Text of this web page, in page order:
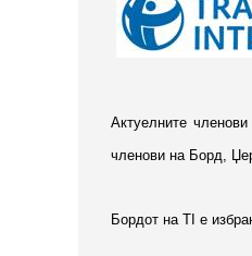
Актуелните
членови на Борд,
Бордот на TI е